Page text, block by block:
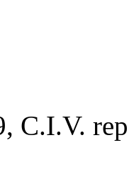
C.I.V.